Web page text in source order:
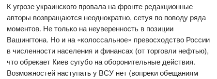
К угрозе украинского провала на фронте редакционные
авторы возвращаются неоднократно, сетуя по поводу ряда
моментов. Не только на неуверенность в позиции
Вашингтона. Но и на «колоссальное» превосходство России
в численности населения и финансах (от торговли нефтью),
что обрекает Киев сугубо на оборонительные действия.
Возможностей наступать у ВСУ нет (вопреки обещаниям